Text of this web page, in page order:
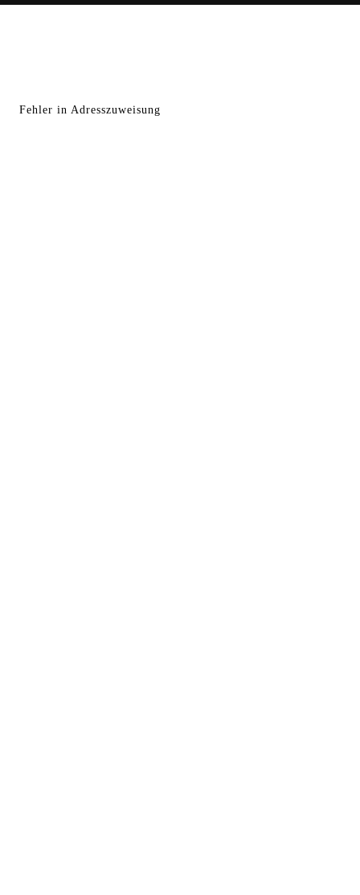
Fehler in Adresszuweisung